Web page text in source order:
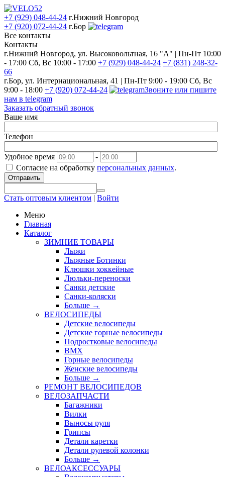
+7 (929) 048-44-24 г.Нижний Новгород
+7 (920) 072-44-24 г.Бор
Все контакты
Контакты
г.Нижний Новгород, ул. Высоковольтная, 16 "А" | Пн-Пт 10:00
- 17:00 Сб, Вс 10:00 - 17:00 +7 (929) 048-44-24 +7 (831) 248-32-
66
г.Бор, ул. Интернациональная, 41 | Пн-Пт 9:00 - 19:00 Сб, Вс
9:00 - 18:00 +7 (920) 072-44-24
Звоните или пишите
нам в telegram
Заказать обратный звонок
Ваше имя
Телефон
Удобное время
-
Согласие на обработку персональных данных.
Отправить
Стать оптовым клиентом | Войти
Меню
Главная
Каталог
ЗИМНИЕ ТОВАРЫ
Лыжи
Лыжные Ботинки
Клюшки хоккейные
Люльки-переноски
Санки детские
Санки-коляски
Больше →
ВЕЛОСИПЕДЫ
Детские велосипеды
Детские горные велосипеды
Подростковые велосипеды
BMX
Горные велосипеды
Женские велосипеды
Больше →
РЕМОНТ ВЕЛОСИПЕДОВ
ВЕЛОЗАПЧАСТИ
Багажники
Вилки
Выносы руля
Грипсы
Детали каретки
Детали рулевой колонки
Больше →
ВЕЛОАКСЕССУАРЫ